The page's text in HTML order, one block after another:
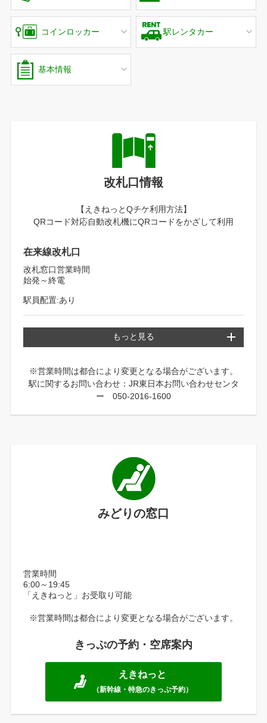
コインロッカー 駅レンタカー
基本情報
改札口情報
【えきねっとQチケ利用方法】
QRコード対応自動改札機にQRコードをかざして利用
在来線改札口
改札窓口営業時間
始発～終電
駅員配置:あり
もっと見る
※営業時間は都合により変更となる場合がございます。
駅に関するお問い合わせ：JR東日本お問い合わせセンタ
ー 050-2016-1600
みどりの窓口
営業時間
6:00～19:45
「えきねっと」お受取り可能
※営業時間は都合により変更となる場合がございます。
きっぷの予約・空席案内
えきねっと
（新幹線・特急のきっぷ予約）